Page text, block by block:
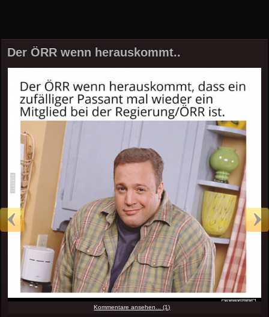
Der ÖRR wenn herauskommt..
Kommentare ansehen... (1)